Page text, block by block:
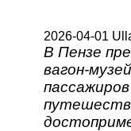
2026-04-01
В Пензе
вагон-